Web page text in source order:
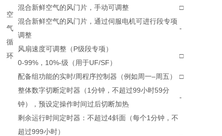
空
气
循
环
混合新鲜空气的风门片，手动可调整
□
混合新鲜空气的风门片，通过伺服电机可进行段专项
调整
-
风扇速度可调整（P级段专项）
0-99%，10%-级（用于UF/SF）
□
配备组功能的实时/周程序控制器（例如周一–周五）
□
整体数字切断定时器（1分钟，不超过99小时59分
钟），预设定操作时间过后切断加热
-
剩余运行时间定时器：不超过4斜面（每个1分钟，不
超过999小时）